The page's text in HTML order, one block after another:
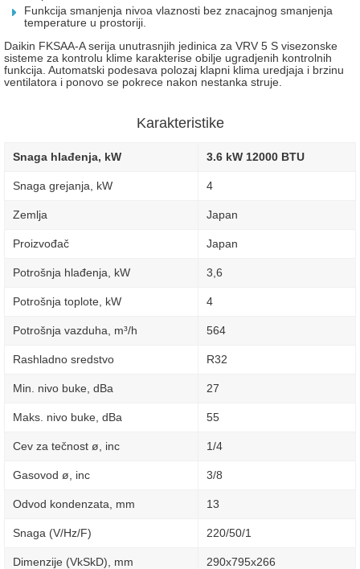
Funkcija smanjenja nivoa vlaznosti bez znacajnog smanjenja
temperature u prostoriji.
Daikin FKSAA-A serija unutrasnjih jedinica za VRV 5 S visezonske
sisteme za kontrolu klime karakterise obilje ugradjenih kontrolnih
funkcija. Automatski podesava polozaj klapni klima uredjaja i brzinu
ventilatora i ponovo se pokrece nakon nestanka struje.
Karakteristike
Snaga hlađenja, kW 3.6 kW 12000 BTU
Snaga grejanja, kW 4
Zemlja Japan
Proizvođač Japan
Potrošnja hlađenja, kW 3,6
Potrošnja toplote, kW 4
Potrošnja vazduha, m³/h 564
Rashladno sredstvo R32
Min. nivo buke, dBa 27
Maks. nivo buke, dBa 55
Cev za tečnost ø, inc 1/4
Gasovod ø, inc 3/8
Odvod kondenzata, mm 13
Snaga (V/Hz/F) 220/50/1
Dimenzije (VkSkD), mm 290x795x266